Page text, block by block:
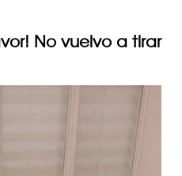
No vuelvo a tirar